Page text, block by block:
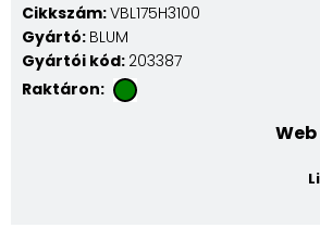
Cikkszám:VBL175H3100
Gyártó: BLUM
Gyártói kód: 203387
Raktáron:
Web